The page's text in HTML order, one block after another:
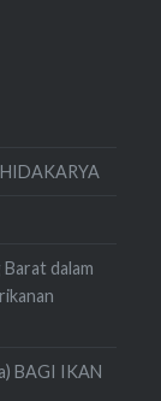
dalam
BAGI IKAN